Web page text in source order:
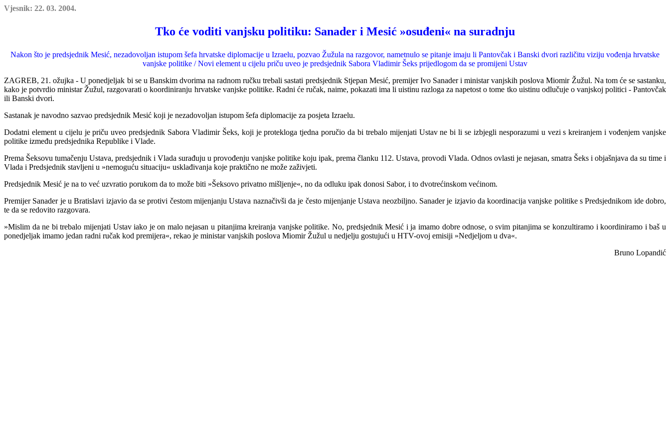
Vjesnik: 22. 03. 2004.
Tko će voditi vanjsku politiku: Sanader i Mesić »osuđeni« na suradnju
Nakon što je predsjednik Mesić, nezadovoljan istupom šefa hrvatske diplomacije u Izraelu, pozvao Žužula na razgovor, nametnulo se pitanje imaju li Pantovčak i Banski dvori različitu viziju vođenja hrvatske
vanjske politike / Novi element u cijelu priču uveo je predsjednik Sabora Vladimir Šeks prijedlogom da se promijeni Ustav
ZAGREB, 21. ožujka - U ponedjeljak bi se u Banskim dvorima na radnom ručku trebali sastati predsjednik Stjepan Mesić, premijer Ivo Sanader i ministar vanjskih poslova Miomir Žužul. Na tom će se sastanku,
kako je potvrdio ministar Žužul, razgovarati o koordiniranju hrvatske vanjske politike. Radni će ručak, naime, pokazati ima li uistinu razloga za napetost o tome tko uistinu odlučuje o vanjskoj politici - Pantovčak
ili Banski dvori.
Sastanak je navodno sazvao predsjednik Mesić koji je nezadovoljan istupom šefa diplomacije za posjeta Izraelu.
Dodatni element u cijelu je priču uveo predsjednik Sabora Vladimir Šeks, koji je protekloga tjedna poručio da bi trebalo mijenjati Ustav ne bi li se izbjegli nesporazumi u vezi s kreiranjem i vođenjem vanjske
politike između predsjednika Republike i Vlade.
Prema Šeksovu tumačenju Ustava, predsjednik i Vlada surađuju u provođenju vanjske politike koju ipak, prema članku 112. Ustava, provodi Vlada. Odnos ovlasti je nejasan, smatra Šeks i objašnjava da su time i
Vlada i Predsjednik stavljeni u »nemoguću situaciju« usklađivanja koje praktično ne može zaživjeti.
Predsjednik Mesić je na to već uzvratio porukom da to može biti »Šeksovo privatno mišljenje«, no da odluku ipak donosi Sabor, i to dvotrećinskom većinom.
Premijer Sanader je u Bratislavi izjavio da se protivi čestom mijenjanju Ustava naznačivši da je često mijenjanje Ustava neozbiljno. Sanader je izjavio da koordinacija vanjske politike s Predsjednikom ide dobro,
te da se redovito razgovara.
»Mislim da ne bi trebalo mijenjati Ustav iako je on malo nejasan u pitanjima kreiranja vanjske politike. No, predsjednik Mesić i ja imamo dobre odnose, o svim pitanjima se konzultiramo i koordiniramo i baš u
ponedjeljak imamo jedan radni ručak kod premijera«, rekao je ministar vanjskih poslova Miomir Žužul u nedjelju gostujući u HTV-ovoj emisiji »Nedjeljom u dva«.
Bruno Lopandić